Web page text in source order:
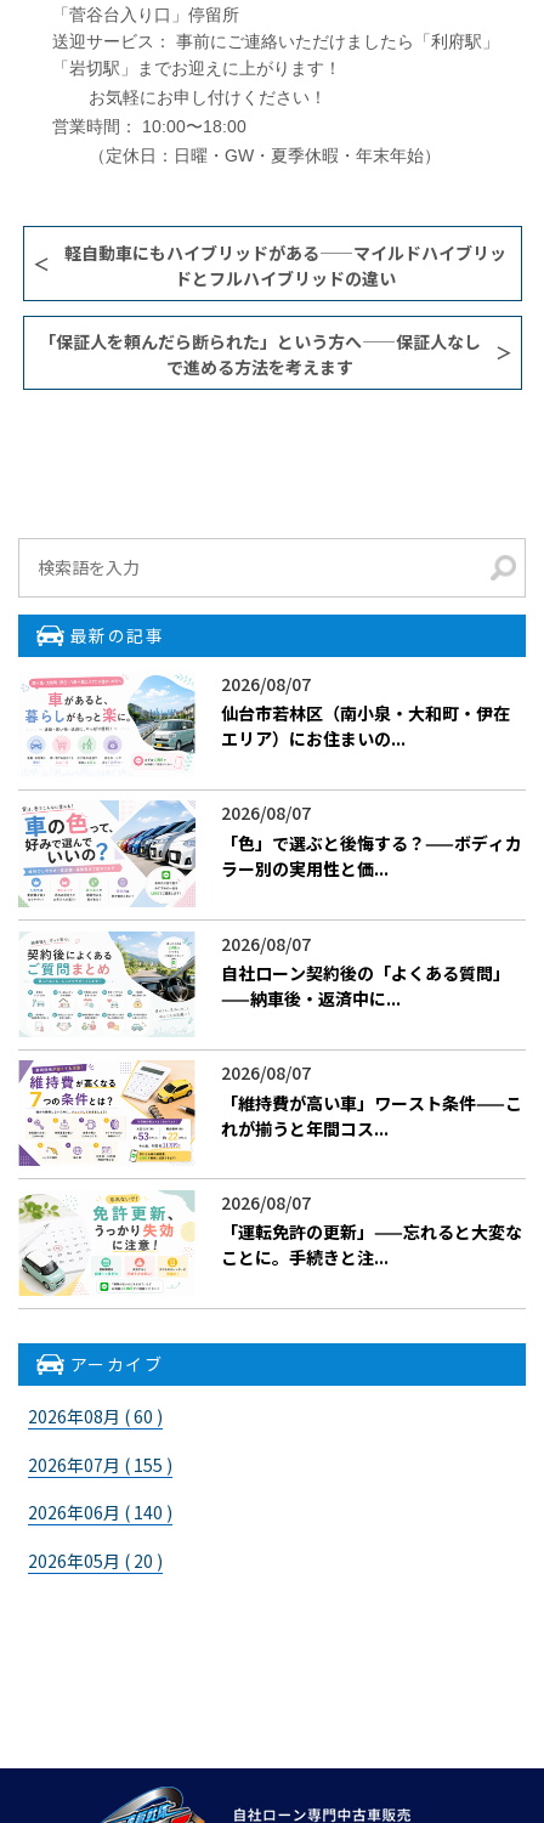
「菅谷台入り口」停留所
送迎サービス： 事前にご連絡いただけましたら「利府駅」
「岩切駅」までお迎えに上がります！
お気軽にお申し付けください！
営業時間： 10:00〜18:00
（定休日：日曜・GW・夏季休暇・年末年始）
軽自動車にもハイブリッドがある——マイルドハイブリッ
ドとフルハイブリッドの違い
「保証人を頼んだら断られた」という方へ——保証人なし
で進める方法を考えます
最新の記事
2026/08/07
仙台市若林区（南小泉・大和町・伊在
エリア）にお住まいの...
2026/08/07
「色」で選ぶと後悔する？——ボディカ
ラー別の実用性と価...
2026/08/07
自社ローン契約後の「よくある質問」
——納車後・返済中に...
2026/08/07
「維持費が高い車」ワースト条件——こ
れが揃うと年間コス...
2026/08/07
「運転免許の更新」——忘れると大変な
ことに。手続きと注...
アーカイブ
2026年08月 ( 60 )
2026年07月 ( 155 )
2026年06月 ( 140 )
2026年05月 ( 20 )